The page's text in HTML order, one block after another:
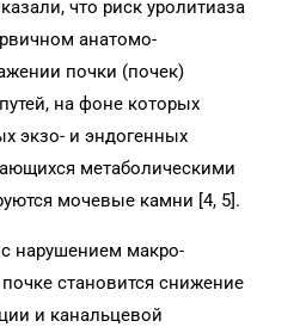
что риск уролитиаза
анатомо-
почки (почек)
на фоне которых
экзо- и эндогенных
метаболическими
мочевые камни [4, 5].
нарушением макро-
становится снижение
и канальцевой